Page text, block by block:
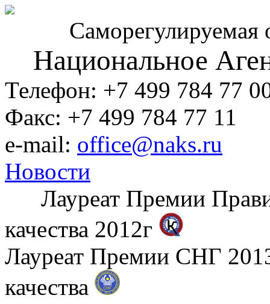
Саморегулируемая
Национальное
Телефон: +7 499 784 77
Факс: +7 499 784 77 11
e-mail: office@naks.ru
Новости
Лауреат Премии
качества 2012г
Лауреат Премии СНГ
качества